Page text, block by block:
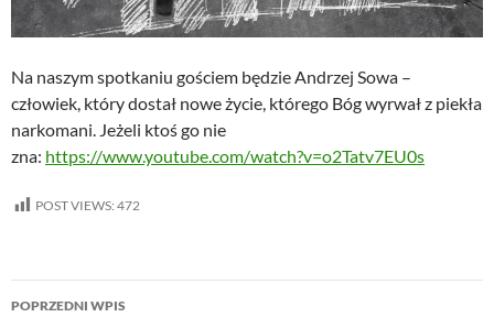
Na naszym spotkaniu gościem będzie Andrzej Sowa –
człowiek, który dostał nowe życie, którego Bóg wyrwał z piekła
narkomani. Jeżeli ktoś go nie
zna: https://www.youtube.com/watch?v=o2Tatv7EU0s
POST VIEWS: 472
Nawigacja
POPRZEDNI WPIS